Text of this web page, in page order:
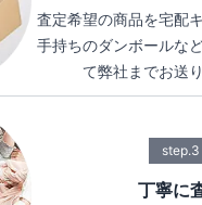
査定希望の商品を宅配
手持ちのダンボールな
て弊社までお送
step.3
丁寧に